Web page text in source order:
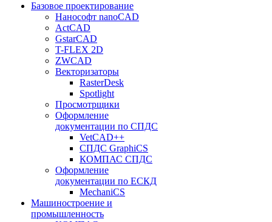
Базовое проектирование
Нанософт nanoCAD
ActCAD
GstarCAD
T-FLEX 2D
ZWCAD
Векторизаторы
RasterDesk
Spotlight
Просмотрщики
Оформление
документации по СПДС
VetCAD++
СПДС GraphiCS
КОМПАС СПДС
Оформление
документации по ЕСКД
MechaniCS
Машиностроение и
промышленность